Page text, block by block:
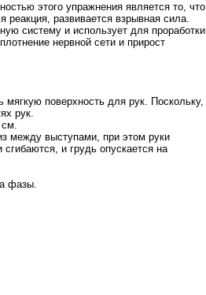
этого упражнения является то, что
реакция, развивается взрывная сила.
систему и использует для проработки
нервной сети и прирост
поверхность для рук. Поскольку,
рук.
.
между выступами, при этом руки
и грудь опускается на
фазы.